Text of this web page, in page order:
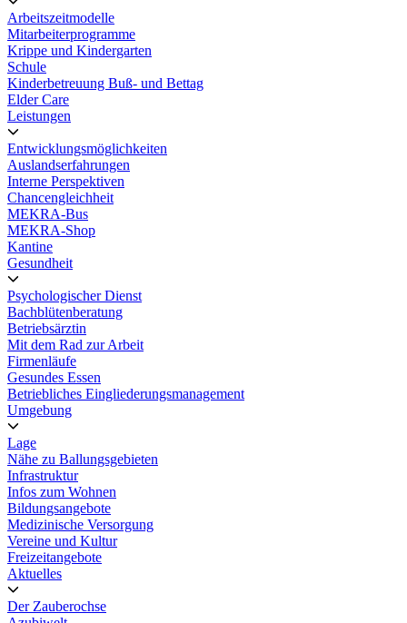
Arbeitszeitmodelle
Mitarbeiterprogramme
Krippe und Kindergarten
Schule
Kinderbetreuung Buß- und Bettag
Elder Care
Leistungen
Entwicklungsmöglichkeiten
Auslandserfahrungen
Interne Perspektiven
Chancengleichheit
MEKRA-Bus
MEKRA-Shop
Kantine
Gesundheit
Psychologischer Dienst
Bachblütenberatung
Betriebsärztin
Mit dem Rad zur Arbeit
Firmenläufe
Gesundes Essen
Betriebliches Eingliederungsmanagement
Umgebung
Lage
Nähe zu Ballungsgebieten
Infrastruktur
Infos zum Wohnen
Bildungsangebote
Medizinische Versorgung
Vereine und Kultur
Freizeitangebote
Aktuelles
Der Zauberochse